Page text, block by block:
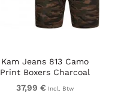
Kam Jeans 813 Camo
Print Boxers Charcoal
Khaki
37,99 € Incl. Btw